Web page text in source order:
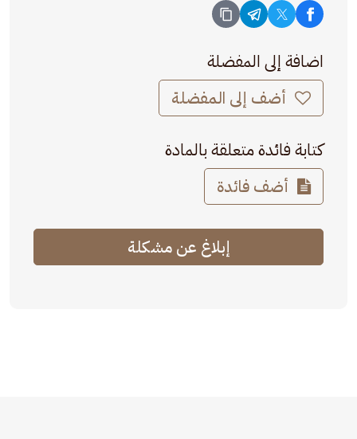
اضافة إلى المفضلة
أضف إلى المفضلة
كتابة فائدة متعلقة بالمادة
أضف فائدة
إبلاغ عن مشكلة